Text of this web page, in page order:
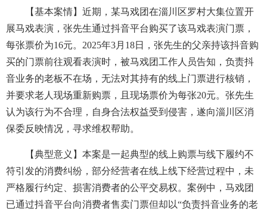
【基本案情】近期，某马戏团在淄川区罗村大集位置开
展马戏表演，张先生通过抖音平台购买了该马戏表演门票，
每张票价为16元。2025年3月18日，张先生的父亲持该抖音购
买的门票前往观看表演时，被马戏团工作人员告知，负责抖
音业务的老板不在场，无法对其持有的线上门票进行核销，
并要求老人现场重新购票，且现场票价为每张20元。张先生
认为该行为不合理，自身合法权益受到侵害，遂向淄川区消
保委反映情况，寻求维权帮助。
【典型意义】本案是一起典型的线上购票与线下履约不
符引发的消费纠纷，部分经营者在线上线下经营过程中，未
严格履行约定、损害消费者的公平交易权。案例中，马戏团
已通过抖音平台向消费者售卖门票但却以“负责抖音业务的老